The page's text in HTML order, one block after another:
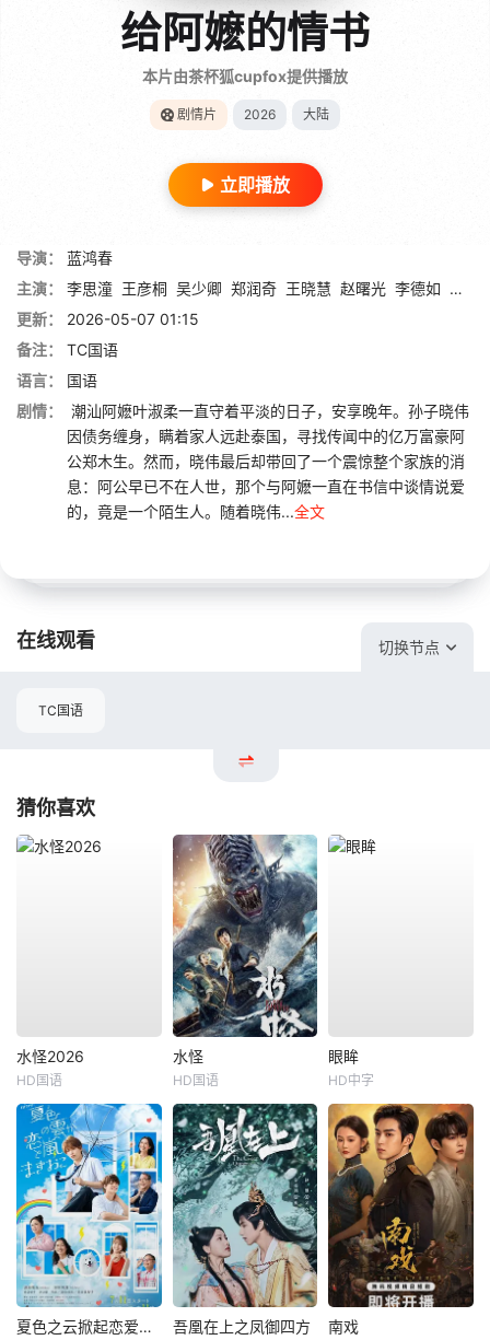
给阿嬷的情书
本片由茶杯狐cupfox提供播放
剧情片 2026 大陆
立即播放
导演：
蓝鸿春
主演：
李思潼 王彦桐 吴少卿 郑润奇 王晓慧 赵曙光 李德如 李树
更新：
2026-05-07 01:15
备注：
TC国语
语言：
国语
剧情：
潮汕阿嬷叶淑柔一直守着平淡的日子，安享晚年。孙子晓伟
因债务缠身，瞒着家人远赴泰国，寻找传闻中的亿万富豪阿
公郑木生。然而，晓伟最后却带回了一个震惊整个家族的消
息：阿公早已不在人世，那个与阿嬷一直在书信中谈情说爱
的，竟是一个陌生人。随着晓伟...全文
在线观看 切换节点
TC国语
猜你喜欢
水怪2026
HD国语
水怪
HD国语
眼眸
HD中字
夏色之云掀起恋爱与风暴 吾凰在上之凤御四方 南戏